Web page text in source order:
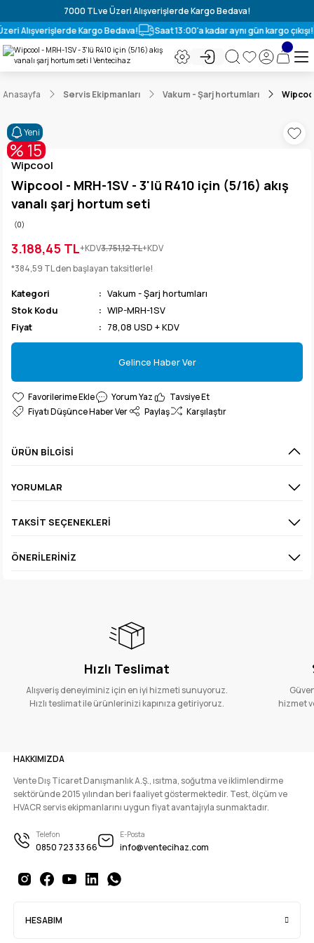
7000 TL ve Üzeri Alışverişlerde Kargo Bedava!
Alışverişlerde Kargo Bedava!
Saat 13:00'a kadar aynı gün kargo çıkışı!
Anasayfa Servis Ekipmanları Vakum - Şarj hortumları
% 15
Wipcool
Wipcool - MRH-1SV - 3'lü R410 için (5/16) akış
vanalı şarj hortum seti
(0)
3.188,45 TL+KDV3.751,12 TL+KDV
*384,59 TL den başlayan taksitlerle!
Kategori
Vakum - Şarj hortumları
Stok Kodu
WIP-MRH-1SV
Fiyat
78,08 USD + KDV
Gelince Haber Ver
Yorum Yaz
Tavsiye Et
Fiyatı Düşünce Haber Ver
Paylaş Karşılaştır
ÜRÜN BILGISI
YORUMLAR
TAKSIT SEÇENEKLERI
ÖNERILERINIZ
Hızlı Teslimat
Alışveriş deneyiminiz için en iyi hizmeti sunuyoruz.
Hızlı teslimat ile ürünlerinizi kapınıza getiriyoruz.
hizmet
HAKKIMIZDA
Vente Dış Ticaret Danışmanlık A.Ş., ısıtma, soğutma ve iklimlendirme
sektöründe 2015 yılından beri faaliyet göstermektedir. Test, ölçüm ve
HVACR servis ekipmanlarını uygun fiyat avantajıyla sunmaktadır.
Telefon
0850 723 33 66
E-Posta
info@ventecihaz.com
HESABIM